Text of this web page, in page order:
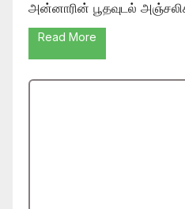
அன்னாரின் பூதவுடல்
Read More